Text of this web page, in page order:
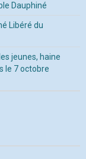
Dauphiné
Libéré du
jeunes, haine
le 7 octobre